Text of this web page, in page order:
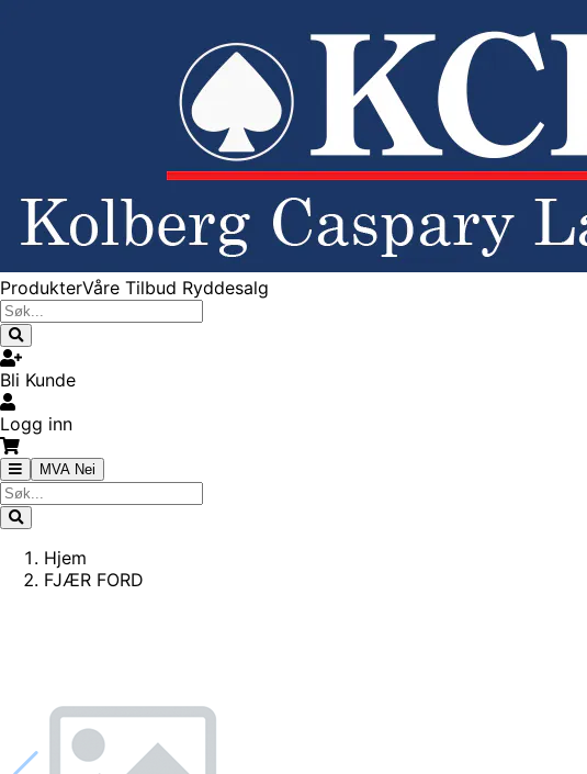
ProdukterVåre Tilbud Ryddesalg
Bli Kunde
Logg inn
MVA Nei
Hjem
FJÆR FORD